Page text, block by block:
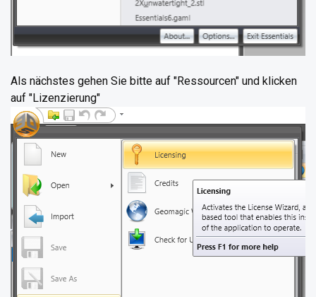
Als nächstes gehen Sie bitte auf "Ressourcen" und klicken
auf "Lizenzierung"